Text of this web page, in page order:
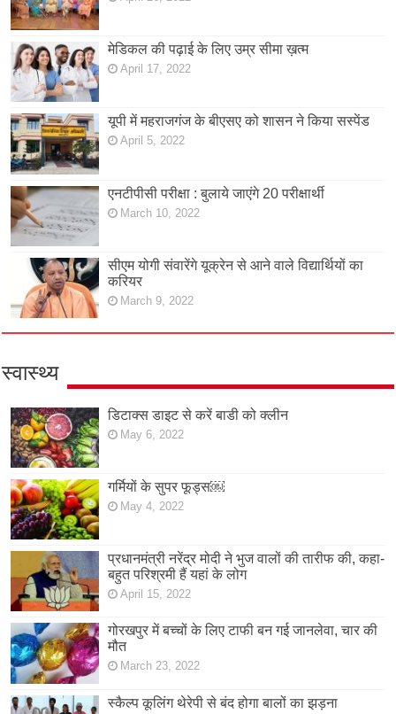
मेडिकल की पढ़ाई के लिए उम्र सीमा ख़त्म
April 17, 2022
यूपी में महराजगंज के बीएसए को शासन ने किया सस्पेंड
April 5, 2022
एनटीपीसी परीक्षा : बुलाये जाएंगे 20 परीक्षार्थी
March 10, 2022
सीएम योगी संवारेंगे यूक्रेन से आने वाले विद्यार्थियों का
करियर
March 9, 2022
स्वास्थ्य
डिटाक्स डाइट से करें बाडी को क्लीन
May 6, 2022
गर्मियों के सुपर फूड्स￼
May 4, 2022
प्रधानमंत्री नरेंद्र मोदी ने भुज वालों की तारीफ की, कहा-
बहुत परिश्रमी हैं यहां के लोग
April 15, 2022
गोरखपुर में बच्चों के लिए टाफी बन गई जानलेवा, चार की
मौत
March 23, 2022
स्कैल्प कूलिंग थेरेपी से बंद होगा बालों का झड़ना